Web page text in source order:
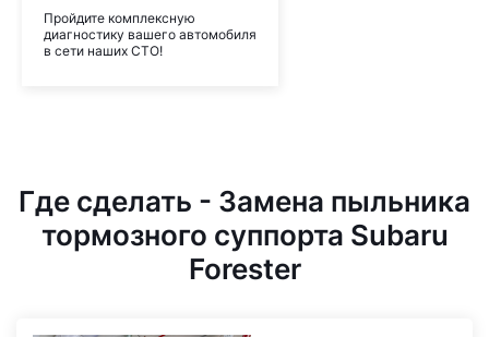
Пройдите комплексную
диагностику вашего автомобиля
в сети наших СТО!
Где сделать - Замена пыльника
тормозного суппорта Subaru
Forester